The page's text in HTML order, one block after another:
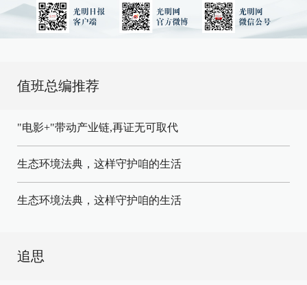
值班总编推荐
"电影+"带动产业链,再证无可取代
生态环境法典，这样守护咱的生活
生态环境法典，这样守护咱的生活
追思